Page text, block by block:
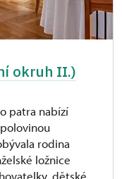
okruh II.)
patra nabízí
rodina
ložnice